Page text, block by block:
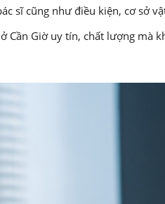
sĩ cũng như điều kiện, cơ sở
Cần Giờ uy tín, chất lượng mà